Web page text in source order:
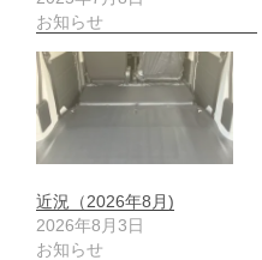
お知らせ
近況（2026年8月)
2026年8月3日
お知らせ